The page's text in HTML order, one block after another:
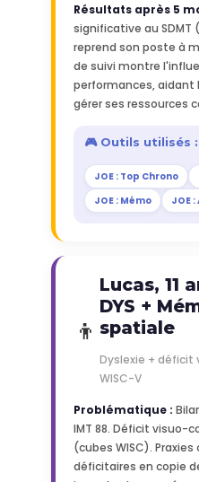
Résultats après 5
significative au SDMT
reprend son poste à
de suivi montre
performances,
gérer ses ressources
🎮 Outils utilisés :
JOE : Top Chrono
JOE : Mémo
JOE
👦
Lucas, 11
DYS +
spatiale
Dyslexie +
WISC-V
Problématique :
IMT 88. Déficit visuo-
(cubes WISC).
déficitaires en copie